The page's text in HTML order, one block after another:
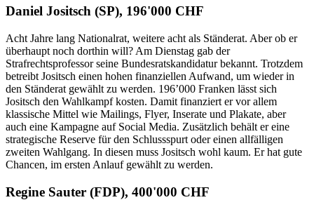
Daniel Jositsch (SP), 196'000 CHF
Acht Jahre lang Nationalrat, weitere acht als Ständerat. Aber ob er
überhaupt noch dorthin will? Am Dienstag gab der
Strafrechtsprofessor seine Bundesratskandidatur bekannt. Trotzdem
betreibt Jositsch einen hohen finanziellen Aufwand, um wieder in
den Ständerat gewählt zu werden. 196’000 Franken lässt sich
Jositsch den Wahlkampf kosten. Damit finanziert er vor allem
klassische Mittel wie Mailings, Flyer, Inserate und Plakate, aber
auch eine Kampagne auf Social Media. Zusätzlich behält er eine
strategische Reserve für den Schlussspurt oder einen allfälligen
zweiten Wahlgang. In diesen muss Jositsch wohl kaum. Er hat gute
Chancen, im ersten Anlauf gewählt zu werden.
Regine Sauter (FDP), 400'000 CHF